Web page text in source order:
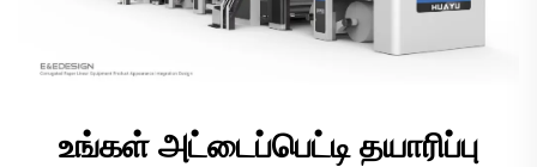
உங்கள் அட்டைப்பெட்டி தயாரிப்பு